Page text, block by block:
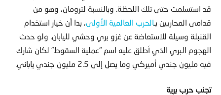
قد استسلمت حتى تلك اللحظة. وبالنسبة لترومان، وهو من
قدامى المحاربين بـ الحرب العالمية الأولى، بدا أن خيار استخدام
القنبلة وسيلة للاستعاضة عن غزو بري وحشي لليابان. ولو حدث
الهجوم البري الذي أطلق عليه اسم “عملية السقوط” لكان شارك
فيه مليون جندي أميركي وما يصل إلى 2.5 مليون جندي ياباني.
تجنب حرب برية